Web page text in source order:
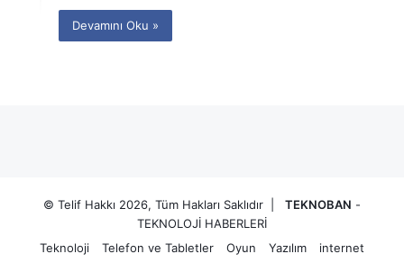
Devamını Oku »
© Telif Hakkı 2026, Tüm Hakları Saklıdır | TEKNOBAN -
TEKNOLOJİ HABERLERİ
Teknoloji
Telefon ve Tabletler Oyun Yazılım internet